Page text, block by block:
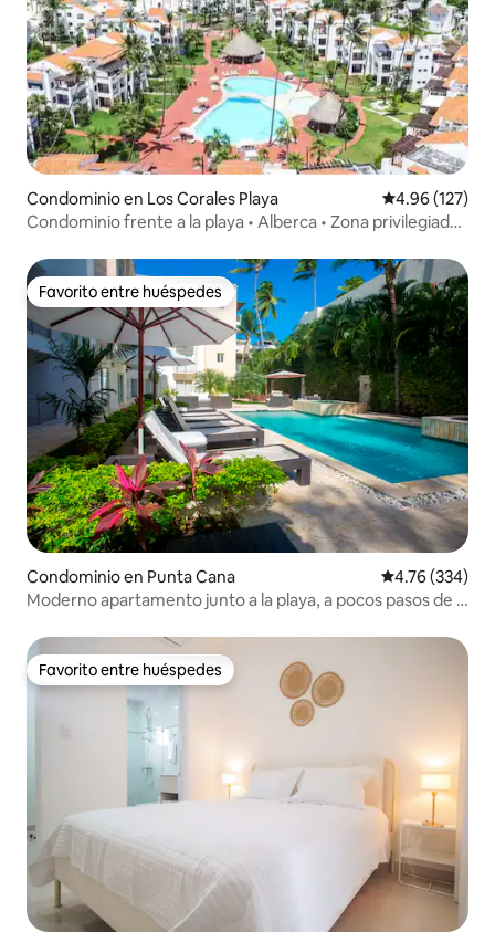
Condominio en Los Corales Playa Calificación
4.96 (127)
Condominio frente a la playa • Alberca • Zona privilegiada •
Favorito entre huéspedes
Favorito entre huéspedes
Condominio en Punta Cana Calificación
4.76 (334)
Moderno apartamento junto a la playa, a pocos pasos de la
Favorito entre huéspedes
Favorito entre huéspedes